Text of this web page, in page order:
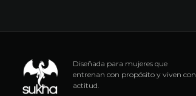
Diseñada para mujeres que
entrenan con propósito y viven con
actitud.